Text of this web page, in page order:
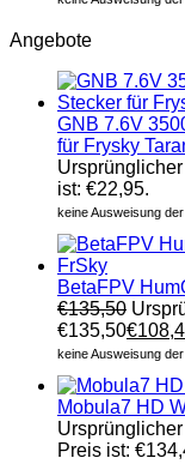
Angebote
GNB 7.6V
für Frysky
ist: €22,95.
keine Ausweisung
BetaFPV
€135,50
€135,50€
keine Ausweisung
Mobula7 HD
Preis ist: